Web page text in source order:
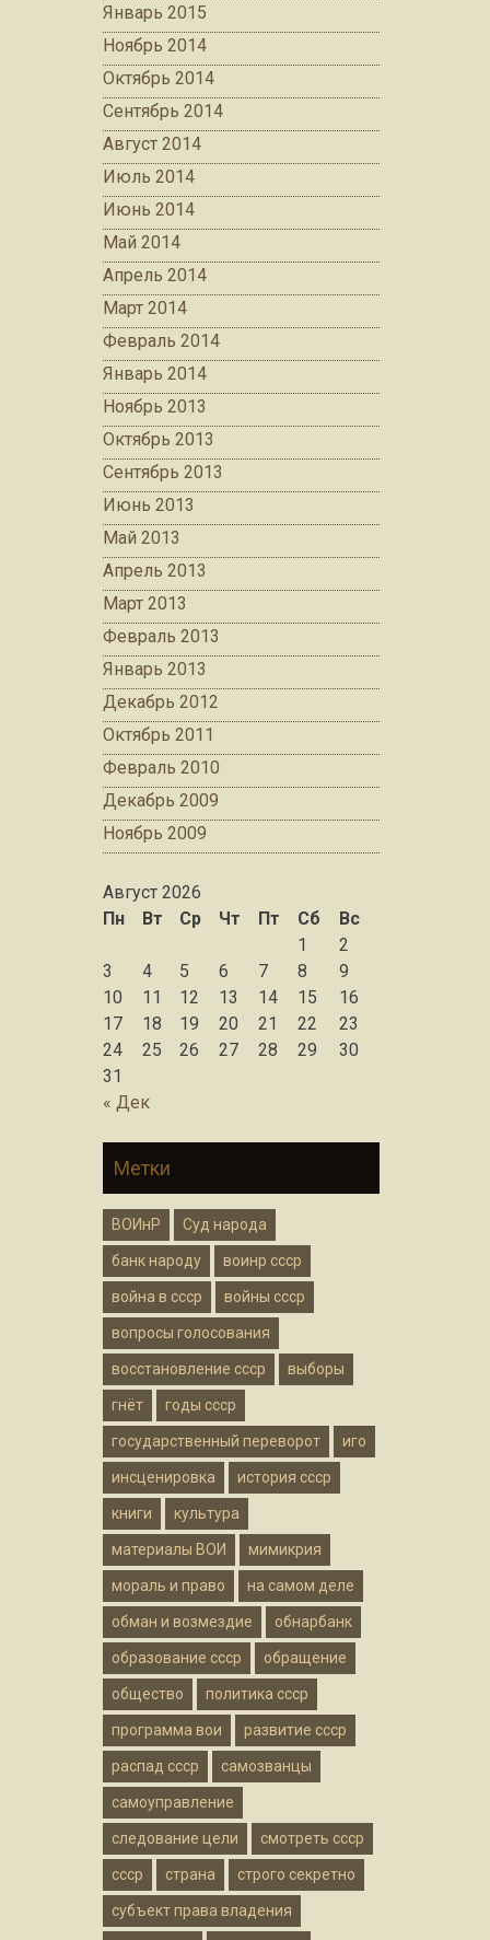
Январь 2015
Ноябрь 2014
Октябрь 2014
Сентябрь 2014
Август 2014
Июль 2014
Июнь 2014
Май 2014
Апрель 2014
Март 2014
Февраль 2014
Январь 2014
Ноябрь 2013
Октябрь 2013
Сентябрь 2013
Июнь 2013
Май 2013
Апрель 2013
Март 2013
Февраль 2013
Январь 2013
Декабрь 2012
Октябрь 2011
Февраль 2010
Декабрь 2009
Ноябрь 2009
Август 2026
Пн
Вт Ср Чт Пт Сб Вс
« Дек
1
2
3
4 5 6 7 8
9
10
11 12 13 14 15
16
17
18 19 20 21 22
23
24
25 26 27 28 29
30
31
Метки
ВОИнР Суд народа
банк народу воинр ссср
война в ссср войны ссср
вопросы голосования
восстановление ссср выборы
гнёт годы ссср
государственный переворот иго
инсценировка история ссср
книги культура
материалы ВОИ мимикрия
мораль и право на самом деле
обман и возмездие обнарбанк
образование ссср обращение
общество политика ссср
программа вои развитие ссср
распад ссср самозванцы
самоуправление
следование цели смотреть ссср
ссср страна строго секретно
субъект права владения